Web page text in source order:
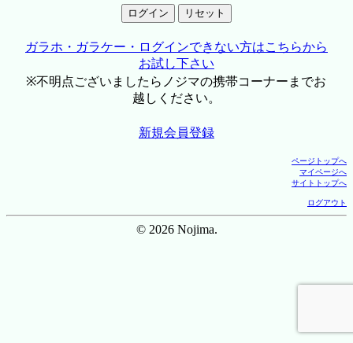
ガラホ・ガラケー・ログインできない方はこちらから
お試し下さい
※不明点ございましたらノジマの携帯コーナーまでお
越しください。
新規会員登録
ページトップへ
マイページへ
サイトトップへ
ログアウト
© 2026 Nojima.